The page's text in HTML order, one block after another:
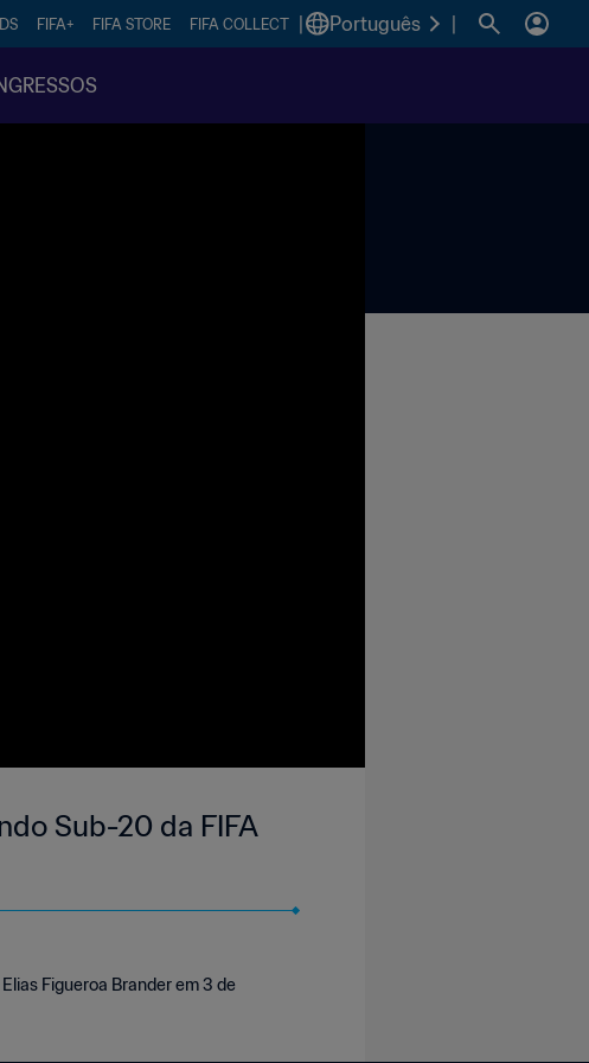
FIFA+ FIFA STORE FIFA COLLECT Português
Sub-20 da FIFA
Figueroa Brander em 3 de